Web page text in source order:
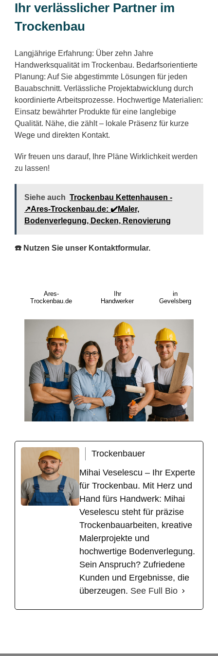
Ihr verlässlicher Partner im
Trockenbau
Langjährige Erfahrung: Über zehn Jahre
Handwerksqualität im Trockenbau. Bedarfsorientierte
Planung: Auf Sie abgestimmte Lösungen für jeden
Bauabschnitt. Verlässliche Projektabwicklung durch
koordinierte Arbeitsprozesse. Hochwertige Materialien:
Einsatz bewährter Produkte für eine langlebige
Qualität. Nähe, die zählt – lokale Präsenz für kurze
Wege und direkten Kontakt.
Wir freuen uns darauf, Ihre Pläne Wirklichkeit werden
zu lassen!
Siehe auch Trockenbau Kettenhausen -
↗️Ares-Trockenbau.de: ✔️Maler,
Bodenverlegung, Decken, Renovierung
☎️ Nutzen Sie unser Kontaktformular.
Ares-
Trockenbau.de
Ihr
Handwerker
in
Gevelsberg
Trockenbauer
Mihai Veselescu – Ihr Experte
für Trockenbau. Mit Herz und
Hand fürs Handwerk: Mihai
Veselescu steht für präzise
Trockenbauarbeiten, kreative
Malerprojekte und
hochwertige Bodenverlegung.
Sein Anspruch? Zufriedene
Kunden und Ergebnisse, die
überzeugen. See Full Bio